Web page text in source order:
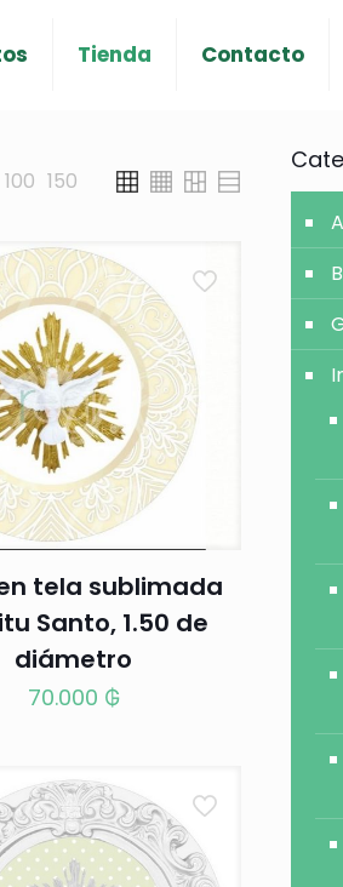
Tienda Contacto
100 150
tela sublimada
Santo, 1.50 de
diámetro
70.000 ₲